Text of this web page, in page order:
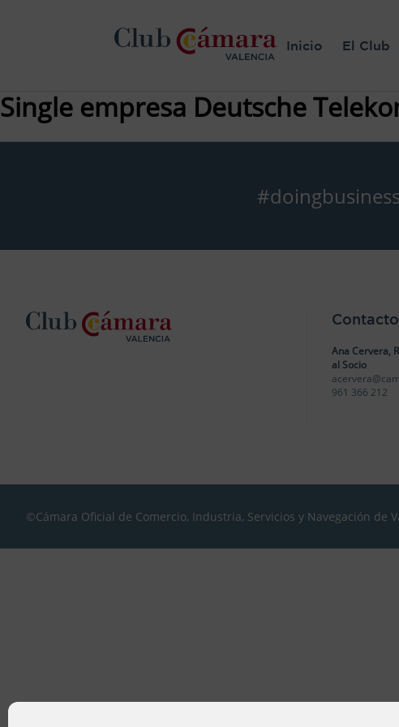
Inicio El Club
Single empresa Deutsche
#doingbusiness
Contacto
Ana Cervera,
al Socio
961 366 212
©Cámara Oficial de Comercio, Industria, Servicios y Navegación de